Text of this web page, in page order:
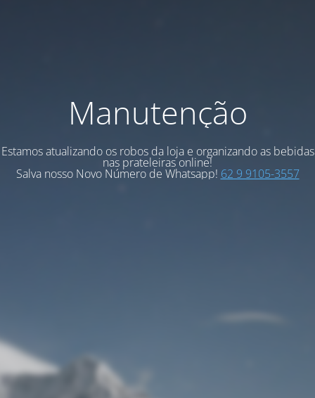
Manutenção
Estamos atualizando os robos da loja e organizando as bebidas
nas prateleiras online!
Salva nosso Novo Número de Whatsapp! 62 9 9105-3557